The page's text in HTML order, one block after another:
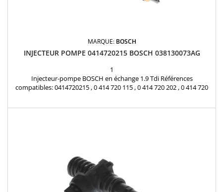
MARQUE: BOSCH
INJECTEUR POMPE 0414720215 BOSCH 038130073AG
1
Injecteur-pompe BOSCH en échange 1.9 Tdi Références
compatibles: 0414720215 , 0 414 720 115 , 0 414 720 202 , 0 414 720